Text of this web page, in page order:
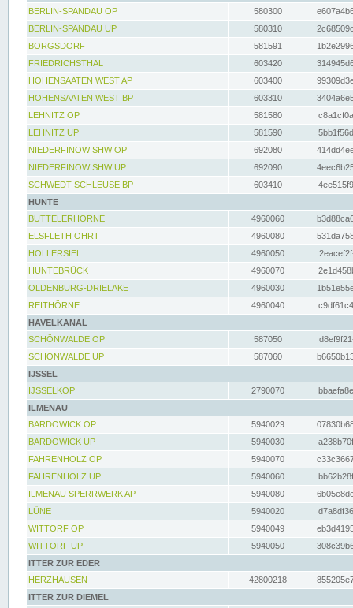
BERLIN-SPANDAU OP
580300
BERLIN-SPANDAU UP
580310
BORGSDORF
581591
FRIEDRICHSTHAL
603420
HOHENSAATEN WEST AP
603400
HOHENSAATEN WEST BP
603310
LEHNITZ OP
581580
LEHNITZ UP
581590
NIEDERFINOW SHW OP
692080
NIEDERFINOW SHW UP
692090
SCHWEDT SCHLEUSE BP
603410
HUNTE
BUTTELERHÖRNE
4960060
ELSFLETH OHRT
4960080
HOLLERSIEL
4960050
HUNTEBRÜCK
4960070
OLDENBURG-DRIELAKE
4960030
REITHÖRNE
4960040
HAVELKANAL
SCHÖNWALDE OP
587050
SCHÖNWALDE UP
587060
IJSSEL
IJSSELKOP
2790070
ILMENAU
BARDOWICK OP
5940029
BARDOWICK UP
5940030
FAHRENHOLZ OP
5940070
FAHRENHOLZ UP
5940060
ILMENAU SPERRWERK AP
5940080
LÜNE
5940020
WITTORF OP
5940049
WITTORF UP
5940050
ITTER ZUR EDER
HERZHAUSEN
42800218
ITTER ZUR DIEMEL